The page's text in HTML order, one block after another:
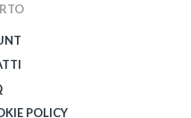
POLICY